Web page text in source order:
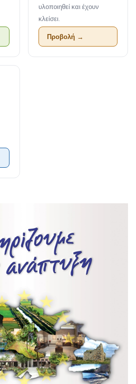
υλοποιηθεί και έχουν
κλείσει.
Προβολή →